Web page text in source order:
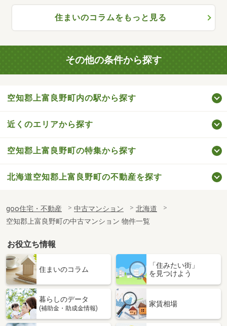
住まいのコラムをもっと見る
その他の条件から探す
空知郡上富良野町内の駅から探す
近くのエリアから探す
空知郡上富良野町の特集から探す
北海道空知郡上富良野町の不動産を探す
goo住宅・不動産 中古マンション
北海道
空知郡上富良野町の中古マンション 物件一覧
お役立ち情報
住まいのコラム
「住みたい街」
を見つけよう
暮らしのデータ
(補助金・助成金情報)
家賃相場